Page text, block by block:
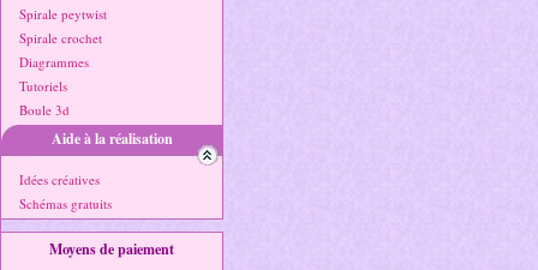
Spirale peytwist
Spirale crochet
Diagrammes
Tutoriels
Boule 3d
Aide à la réalisation
Idées créatives
Schémas gratuits
Moyens de paiement